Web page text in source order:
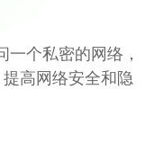
个私密的网络，
高网络安全和隐